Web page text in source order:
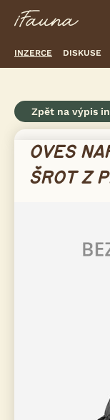
INZERCE DISKUSE
Zpět na výpis
OVES
ŠROT Z